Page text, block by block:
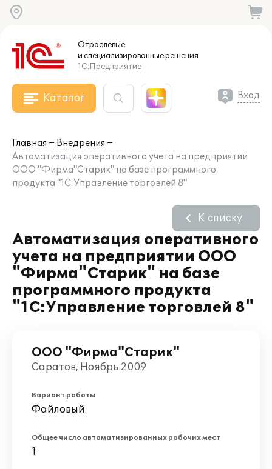
Отраслевые
и специализированныерешения
1С:Предприятие
Каталог Вход
Главная
Внедрения
Автоматизация оперативного учета на предприятии
ООО "Фирма"Старик" на базе программного
продукта "1С:Управление торговлей 8"
Автоматизация оперативного
учета на предприятии ООО
"Фирма"Старик" на базе
программного продукта
"1С:Управление торговлей 8"
К списку
ООО "Фирма"Старик"
Саратов, Ноябрь 2009
Вариант работы
Файловый
Общее число автоматизированных рабочих мест
1